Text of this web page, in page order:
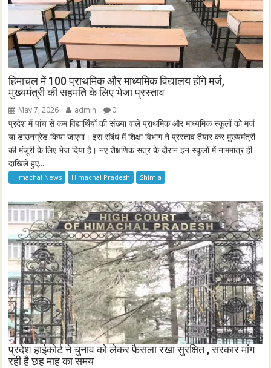
हिमाचल में 100 प्राथमिक और माध्यमिक विद्यालय होंगे मर्ज,
मुख्यमंत्री की सहमति के लिए भेजा प्रस्ताव
May 7, 2026 admin 0
प्रदेश में पांच से कम विद्यार्थियों की संख्या वाले प्राथमिक और माध्यमिक स्कूलों को मर्ज
या डाउनग्रेड किया जाएगा। इस संबंध में शिक्षा विभाग ने प्रस्ताव तैयार कर मुख्यमंत्री
की मंजूरी के लिए भेज दिया है। नए शैक्षणिक सत्र के दौरान इन स्कूलों में नाममात्र ही
दाखिले हुए...
Himachal News Himachal Pradesh Shimla
प्रदेश हाईकोर्ट ने चुनाव को लेकर फैसला रखा सुरक्षित , सरकार मांग
रही है छह माह का समय